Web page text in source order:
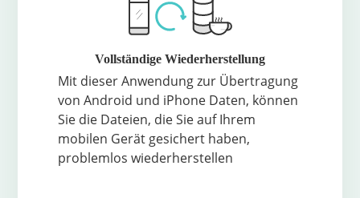
Vollständige Wiederherstellung
Mit dieser Anwendung zur Übertragung
von Android und iPhone Daten, können
Sie die Dateien, die Sie auf Ihrem
mobilen Gerät gesichert haben,
problemlos wiederherstellen